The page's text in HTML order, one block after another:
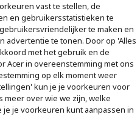
vast te stellen, de
en gebruikersstatistieken te
te maken en
advertentie te tonen. Door op 'Alles
met het gebruik en de
Acer in overeenstemming met ons
op elk moment weer
kun je je voorkeuren voor
meer over wie we zijn, welke
je voorkeuren kunt aanpassen in